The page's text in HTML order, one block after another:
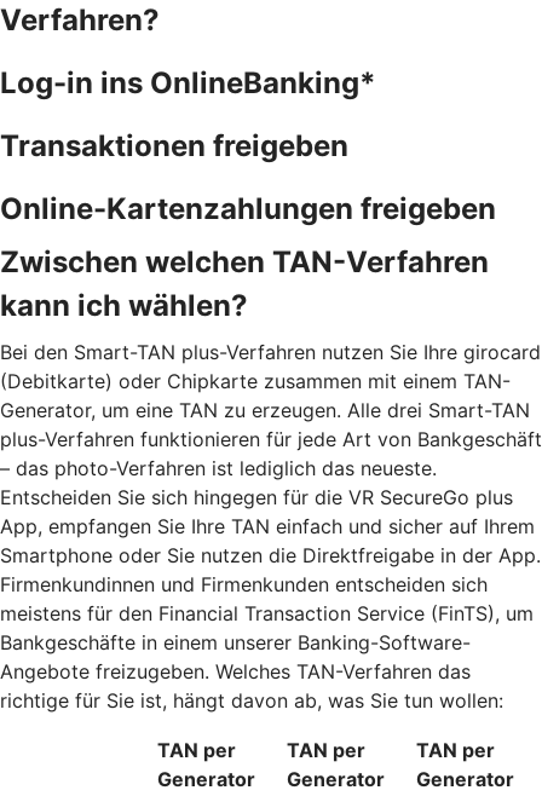
Verfahren?
Log-in ins OnlineBanking*
Transaktionen freigeben
Online-Kartenzahlungen freigeben
Zwischen welchen TAN-Verfahren
kann ich wählen?
Bei den Smart-TAN plus-Verfahren nutzen Sie Ihre girocard
(Debitkarte) oder Chipkarte zusammen mit einem TAN-
Generator, um eine TAN zu erzeugen. Alle drei Smart-TAN
plus-Verfahren funktionieren für jede Art von Bankgeschäft
– das photo-Verfahren ist lediglich das neueste.
Entscheiden Sie sich hingegen für die VR SecureGo plus
App, empfangen Sie Ihre TAN einfach und sicher auf Ihrem
Smartphone oder Sie nutzen die Direktfreigabe in der App.
Firmenkundinnen und Firmenkunden entscheiden sich
meistens für den Financial Transaction Service (FinTS), um
Bankgeschäfte in einem unserer Banking-Software-
Angebote freizugeben. Welches TAN-Verfahren das
richtige für Sie ist, hängt davon ab, was Sie tun wollen:
TAN per
Generator
TAN per
Generator
TAN per
Generator